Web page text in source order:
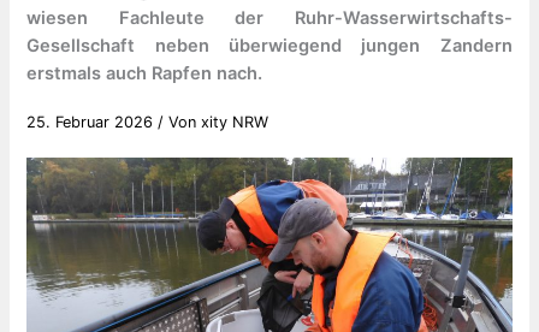
wiesen Fachleute der Ruhr-Wasserwirtschafts-
Gesellschaft neben überwiegend jungen Zandern
erstmals auch Rapfen nach.
25. Februar 2026 / Vonxity NRW